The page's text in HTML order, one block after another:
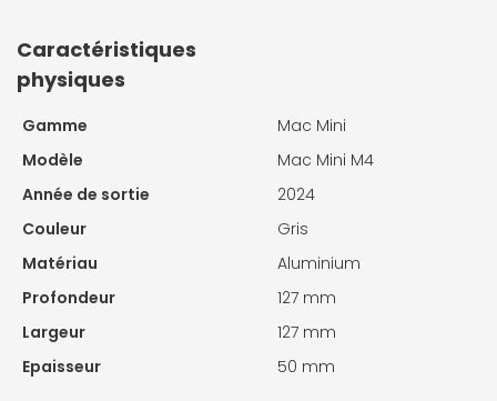
Caractéristiques
physiques
Gamme
Mac Mini
Modèle
Mac Mini M4
Année de sortie
2024
Couleur
Gris
Matériau
Aluminium
Profondeur
127 mm
Largeur
127 mm
Epaisseur
50 mm